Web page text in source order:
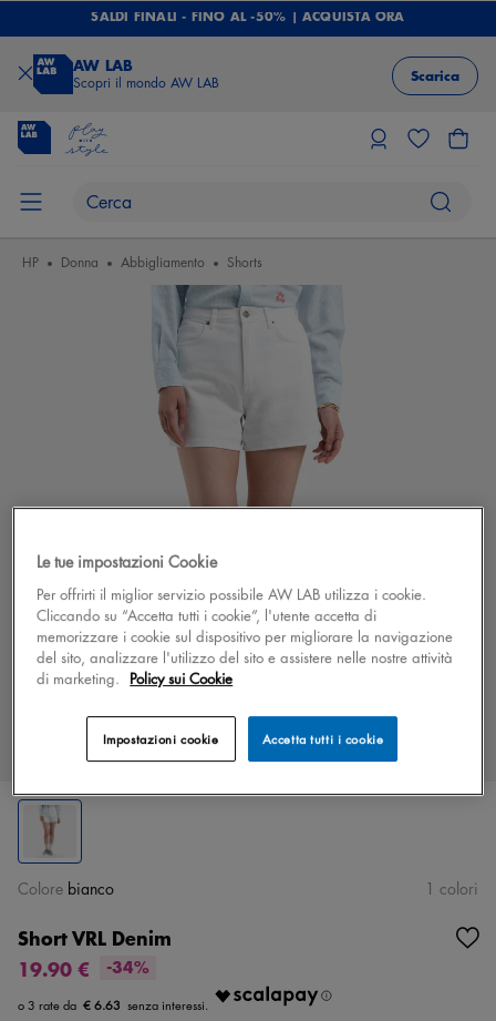
SALDI FINALI - FINO AL -50% | ACQUISTA ORA
AW LAB
Scopri il mondo AW LAB Scarica
HP Donna Abbigliamento Shorts
Short VRL Denim
19.90 €
-34%
€ 6.63
Colore bianco 1 colori
Le tue impostazioni Cookie
Per offrirti il miglior servizio possibile AW LAB utilizza i cookie.
Cliccando su “Accetta tutti i cookie”, l'utente accetta di
memorizzare i cookie sul dispositivo per migliorare la navigazione
del sito, analizzare l'utilizzo del sito e assistere nelle nostre attività
di marketing. Policy sui Cookie
Accetta tutti i cookie
Impostazioni cookie